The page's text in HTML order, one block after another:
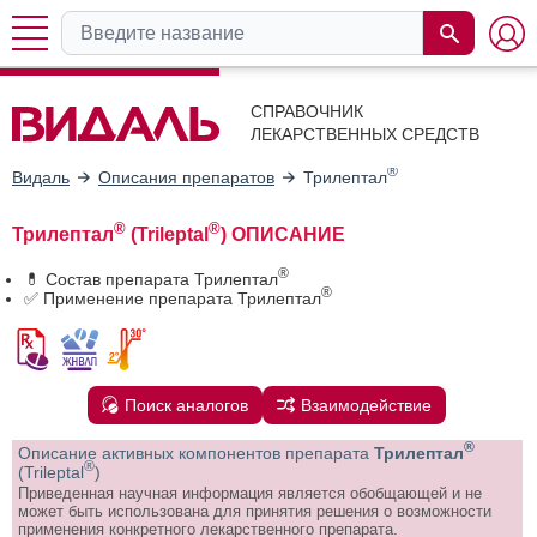
СПРАВОЧНИК
ЛЕКАРСТВЕННЫХ СРЕДСТВ
Видаль Описания препаратов Трилептал®
Трилептал® (Trileptal ®) ОПИСАНИЕ
💊 Состав препарата Трилептал®
✅ Применение препарата Трилептал®
Поиск аналогов Взаимодействие
Описание активных компонентов препарата Трилептал®
(Trileptal®)
Приведенная научная информация является обобщающей и не
может быть использована для принятия решения о возможности
применения конкретного лекарственного препарата.